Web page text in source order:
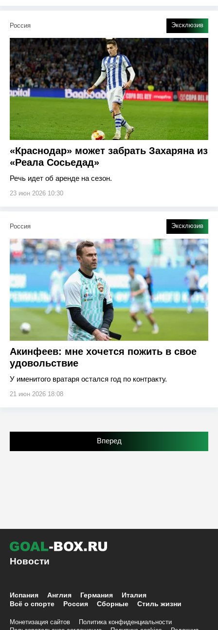
Россия Эксклюзив
«Краснодар» может забрать Захаряна из
«Реала Сосьедад»
Речь идет об аренде на сезон.
23 июн 2026 10:30
Россия Эксклюзив
Акинфеев: мне хочется пожить в свое
удовольствие
У именитого вратаря остался год по контракту.
21 июн 2026 18:08
Вперед
Новости
Испания Англия Германия
Италия
Всё о спорте
Россия Сборные Стиль жизни
Монетизация сайтов
Политика конфиденциальности